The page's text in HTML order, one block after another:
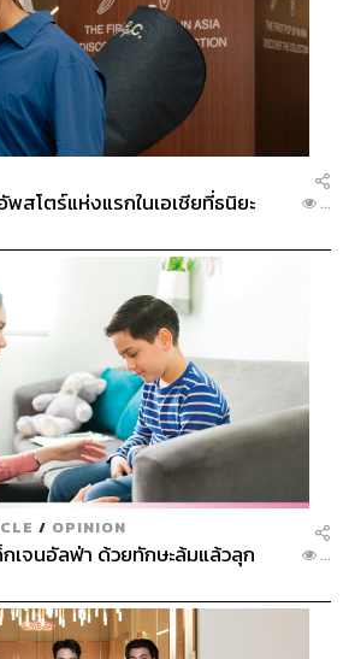
สโตร์แห่งแรกในเอเชียที่ธนิยะ ...
/ OPINION
เจนอัลฟ่า ด้วยทักษะล้มแล้วลุก ...